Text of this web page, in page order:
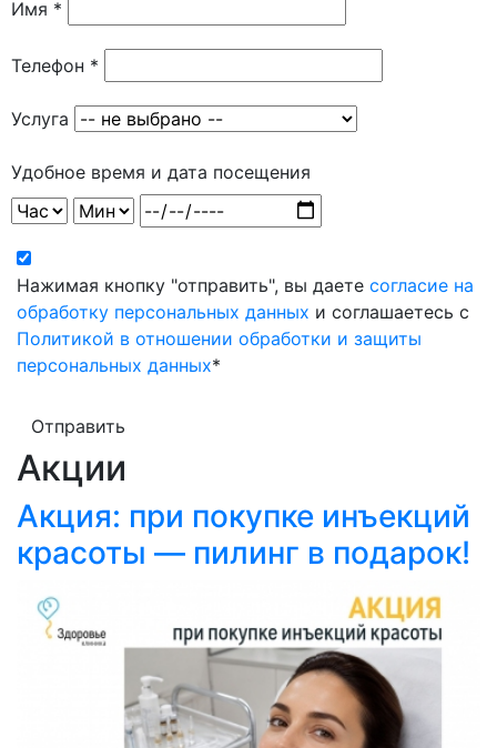
Имя *
Телефон *
Услуга
Удобное время и дата посещения
Нажимая кнопку "отправить", вы даете согласие на
обработку персональных данных и соглашаетесь с
Политикой в отношении обработки и защиты
персональных данных*
Отправить
Акции
Акция: при покупке инъекций
красоты — пилинг в подарок!